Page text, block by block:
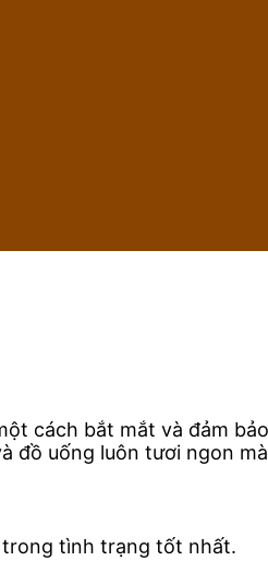
cách bắt mắt và đảm
đồ uống luôn tươi ngon
tình trạng tốt nhất.